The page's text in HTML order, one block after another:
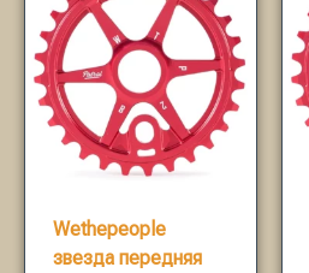
Wethepeople
звезда передняя